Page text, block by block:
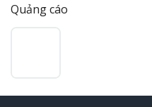
Quảng cáo